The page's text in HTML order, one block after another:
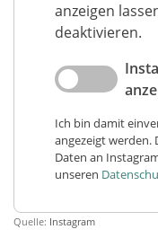
anzeigen
deaktivieren.
Ich bin damit
angezeigt werden.
Daten an
unseren
Quelle: Instagram